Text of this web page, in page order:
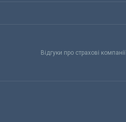
Відгуки про страхові компанії